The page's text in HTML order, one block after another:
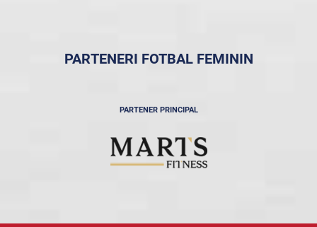
PARTENERI FOTBAL FEMININ
PARTENER PRINCIPAL